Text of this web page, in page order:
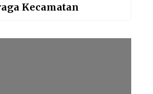
Kecamatan